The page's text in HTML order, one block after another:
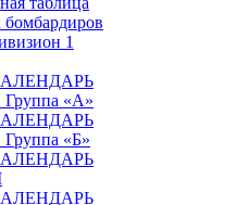
1
Группа «А»
«Б»